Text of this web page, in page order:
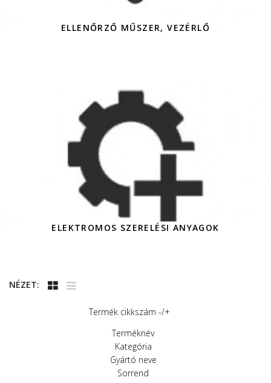
ELLENŐRZŐ MŰSZER, VEZÉRLŐ
ELEKTROMOS SZERELÉSI ANYAGOK
NÉZET:
Termék cikkszám -/+
Terméknév
Kategória
Gyártó neve
Sorrend